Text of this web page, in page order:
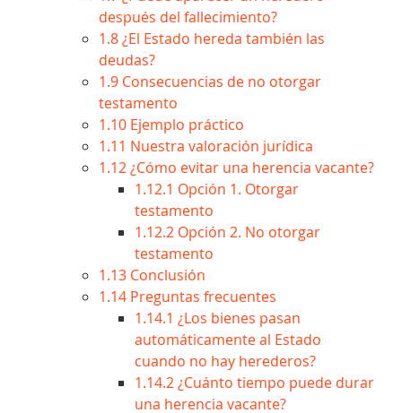
después del fallecimiento?
1.8¿El Estado hereda también las
deudas?
1.9 Consecuencias de no otorgar
testamento
1.10 Ejemplo práctico
1.11 Nuestra valoración jurídica
1.12¿Cómo evitar una herencia vacante?
1.12.1 Opción 1. Otorgar
testamento
1.12.2 Opción 2. No otorgar
testamento
1.13 Conclusión
1.14 Preguntas frecuentes
1.14.1 ¿Los bienes pasan
automáticamente al Estado
cuando no hay herederos?
1.14.2¿Cuánto tiempo puede durar
una herencia vacante?